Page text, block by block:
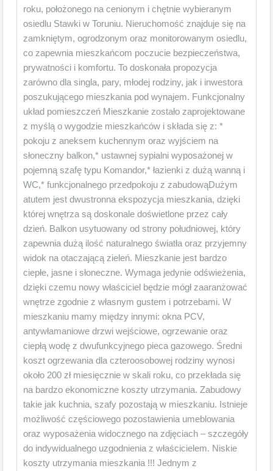
roku, położonego na cenionym i chętnie wybieranym
osiedlu Stawki w Toruniu. Nieruchomość znajduje się na
zamkniętym, ogrodzonym oraz monitorowanym osiedlu,
co zapewnia mieszkańcom poczucie bezpieczeństwa,
prywatności i komfortu. To doskonała propozycja
zarówno dla singla, pary, młodej rodziny, jak i inwestora
poszukującego mieszkania pod wynajem. Funkcjonalny
układ pomieszczeń Mieszkanie zostało zaprojektowane
z myślą o wygodzie mieszkańców i składa się z: *
pokoju z aneksem kuchennym oraz wyjściem na
słoneczny balkon,* ustawnej sypialni wyposażonej w
pojemną szafę typu Komandor,* łazienki z dużą wanną i
WC,* funkcjonalnego przedpokoju z zabudowąDużym
atutem jest dwustronna ekspozycja mieszkania, dzięki
której wnętrza są doskonale doświetlone przez cały
dzień. Balkon usytuowany od strony południowej, który
zapewnia dużą ilość naturalnego światła oraz przyjemny
widok na otaczającą zieleń. Mieszkanie jest bardzo
ciepłe, jasne i słoneczne. Wymaga jedynie odświeżenia,
dzięki czemu nowy właściciel będzie mógł zaaranżować
wnętrze zgodnie z własnym gustem i potrzebami. W
mieszkaniu mamy między innymi: okna PCV,
antywłamaniowe drzwi wejściowe, ogrzewanie oraz
ciepłą wodę z dwufunkcyjnego pieca gazowego. Średni
koszt ogrzewania dla czteroosobowej rodziny wynosi
około 200 zł miesięcznie w skali roku, co przekłada się
na bardzo ekonomiczne koszty utrzymania. Zabudowy
takie jak kuchnia, szafy pozostają w mieszkaniu. Istnieje
możliwość częściowego pozostawienia umeblowania
oraz wyposażenia widocznego na zdjęciach – szczegóły
do indywidualnego uzgodnienia z właścicielem. Niskie
koszty utrzymania mieszkania !!! Jednym z